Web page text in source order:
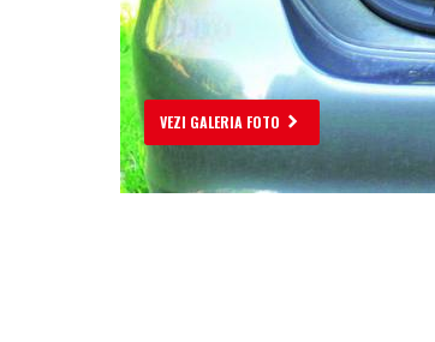
VEZI GALERIA FOTO